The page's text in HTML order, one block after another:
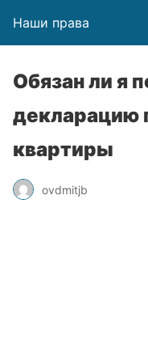
Наши права
Обязан ли я
декларацию
квартиры
ovdmitjb